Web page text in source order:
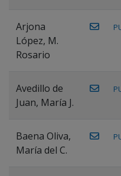
Arjona
López, M.
Rosario
Avedillo de
Juan, María J.
Baena Oliva,
María del C.